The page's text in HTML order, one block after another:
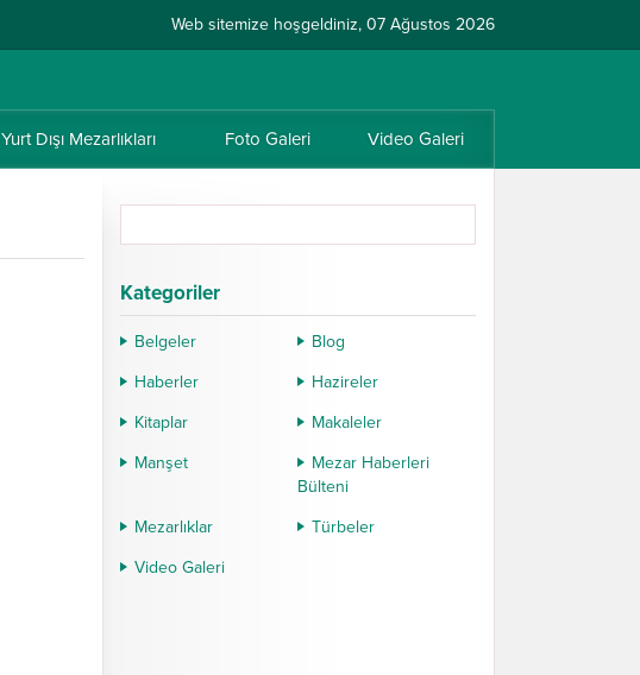
Web sitemize hoşgeldiniz, 07 Ağustos 2026
Yurt Dışı Mezarlıkları Foto Galeri Video Galeri
Kategoriler
Belgeler
Blog
Haberler
Hazireler
Kitaplar
Makaleler
Manşet
Mezar Haberleri
Bülteni
Mezarlıklar
Türbeler
Video Galeri